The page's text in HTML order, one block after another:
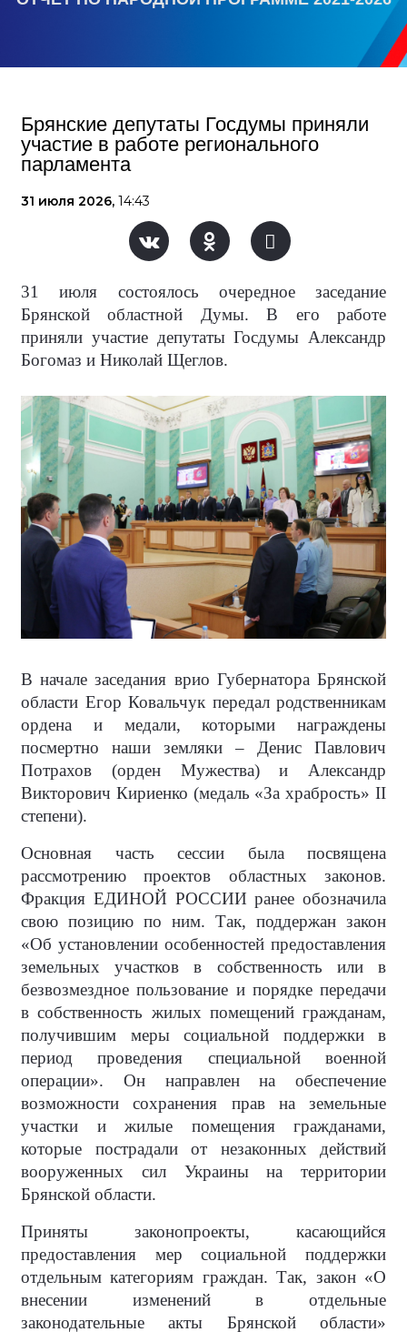
Брянские депутаты Госдумы приняли
участие в работе регионального
парламента
31 июля 2026, 14:43
31 июля состоялось очередное заседание
Брянской областной Думы. В его работе
приняли участие депутаты Госдумы Александр
Богомаз и Николай Щеглов.
В начале заседания врио Губернатора Брянской
области Егор Ковальчук передал родственникам
ордена и медали, которыми награждены
посмертно наши земляки – Денис Павлович
Потрахов (орден Мужества) и Александр
Викторович Кириенко (медаль «За храбрость» II
степени).
Основная часть сессии была посвящена
рассмотрению проектов областных законов.
Фракция ЕДИНОЙ РОССИИ ранее обозначила
свою позицию по ним. Так, поддержан закон
«Об установлении особенностей предоставления
земельных участков в собственность или в
безвозмездное пользование и порядке передачи
в собственность жилых помещений гражданам,
получившим меры социальной поддержки в
период проведения специальной военной
операции». Он направлен на обеспечение
возможности сохранения прав на земельные
участки и жилые помещения гражданами,
которые пострадали от незаконных действий
вооруженных сил Украины на территории
Брянской области.
Приняты законопроекты, касающийся
предоставления мер социальной поддержки
отдельным категориям граждан. Так, закон «О
внесении изменений в отдельные
законодательные акты Брянской области»